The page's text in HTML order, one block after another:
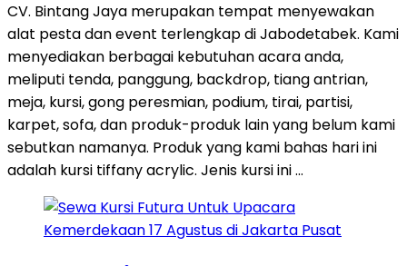
CV. Bintang Jaya merupakan tempat menyewakan
alat pesta dan event terlengkap di Jabodetabek. Kami
menyediakan berbagai kebutuhan acara anda,
meliputi tenda, panggung, backdrop, tiang antrian,
meja, kursi, gong peresmian, podium, tirai, partisi,
karpet, sofa, dan produk-produk lain yang belum kami
sebutkan namanya. Produk yang kami bahas hari ini
adalah kursi tiffany acrylic. Jenis kursi ini …